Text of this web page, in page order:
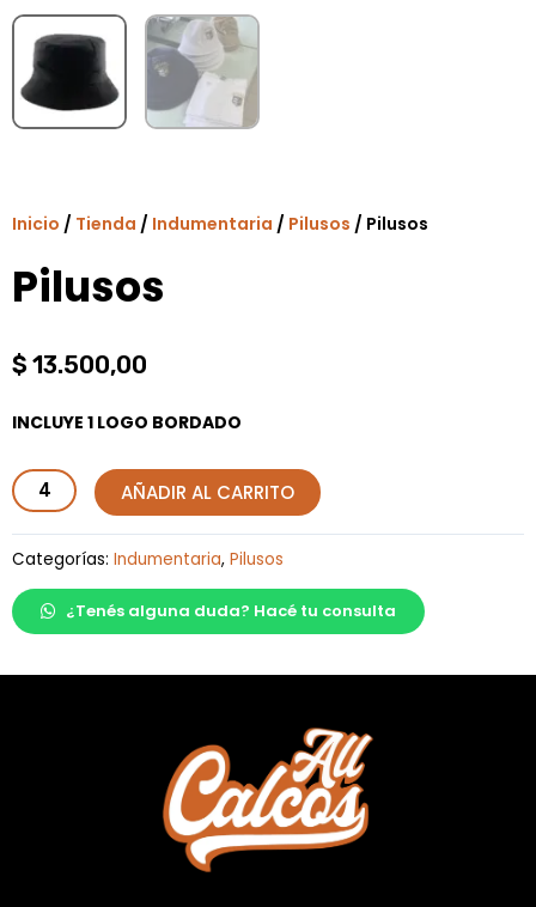
Inicio / Tienda / Indumentaria / Pilusos / Pilusos
Pilusos
$ 13.500,00
INCLUYE 1 LOGO BORDADO
Pilusos
cantidad
AÑADIR AL CARRITO
Categorías: Indumentaria, Pilusos
¿Tenés alguna duda? Hacé tu consulta